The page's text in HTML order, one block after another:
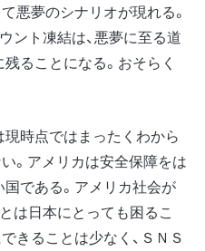
悪夢のシナリオが現れる。
ント凍結は、悪夢に至る道
ることになる。おそらく
時点ではまったくわから
。アメリカは安全保障をは
である。アメリカ社会が
は日本にとっても困るこ
きることは少なく、ＳＮＳ